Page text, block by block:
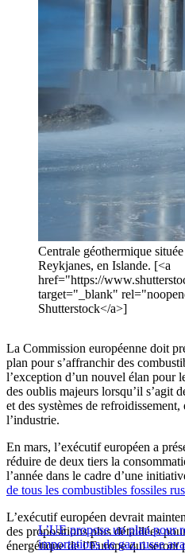
Centrale géothermique
Reykjanes, en Islande. [<a
href="https://
target="_blank"
Shutterstock</a>]
La Commission européenne doit
plan pour s’affranchir des
l’exception d’un nouvel élan pour
des oublis majeurs lorsqu’il s’agit
et des systèmes de
l’industrie.
En mars, l’exécutif européen a
réduire de deux tiers la
l’année dans le cadre d’une
de tous les combustibles fossiles
L’UE propose un plan pour
importations de gaz russe
L’exécutif européen devrait
des propositions plus détaillées
énergétique de l’Europe qui seront